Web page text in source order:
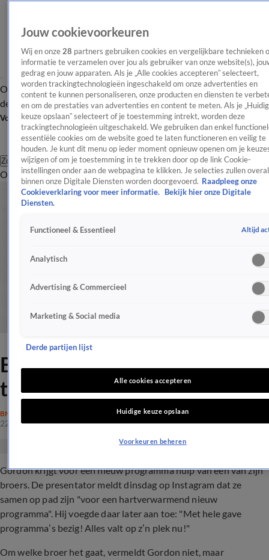
OverzichtAfleveringen Entertainment TV Algemeen
Tip
de redactieNieuwsbrief
Volg Shownieuws
Zoeken
OverzichtEntertainmentSpraakmakendRealityCrimeVideo's
Broer helpt Gordon bij nieuw
tv-programma
BN'ERS
22 okt 2019, 18:15
Gordon krijgt voor een nieuw programma hulp van een van zijn
broers. De presentator meldt dinsdag op Instagram dat ze
samen op pad zijn "voor een hartverwarmend nieuw
programma". Hij voegde daar later aan toe: "Met hele gave
programma’s bezig! Alles valt op z’n plek nu!"
Om welke broer het gaat, vermeldt Gordon niet, maar
Jouw cookievoorkeuren
Wij en onze 28 partners gebruiken cookies en vergelijkbare technieken
informatie te verzamelen over jou als gebruiker van onze website(s),
gedrag en jouw apparaten. Als je „Alle cookies accepteren” selecteert,
worden trackingtechnologieën ingeschakeld om onze advertenties en
content te kunnen personaliseren, onze producten en diensten te
en om de prestaties van advertenties en content te meten. Als je
keuze opslaan” selecteert of je toestemming intrekt, worden deze
trackingtechnologieën uitgeschakeld. We gebruiken dan enkel
essentiële cookies om de website goed te laten functioneren en veilig te
houden. Je kunt dit menu op ieder moment opnieuw openen om je
wijzigen of om je toestemming in te trekken door op de link Cookie-
instellingen onder aan de webpagina te klikken. Je selecties zullen overal
binnen onze Digitale Diensten worden doorgevoerd. Raadpleeg onze
Cookieverklaring voor meer informatie.
Bekijk hier onze Digitale
Diensten.
Functioneel & Essentieel Altijd
Analytisch
Advertising & Commercieel
Marketing & Social media
Derde partijen lijst
Alle cookies accepteren
Huidige keuze opslaan
Voorkeuren beheren